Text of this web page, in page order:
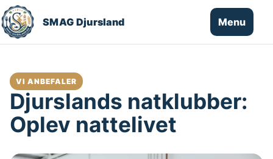
Spring til indhold
SMAG Djursland Menu
VI ANBEFALER
Djurslands natklubber:
Oplev nattelivet